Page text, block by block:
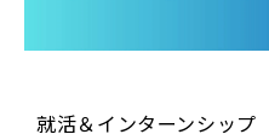
就活＆インターンシップ